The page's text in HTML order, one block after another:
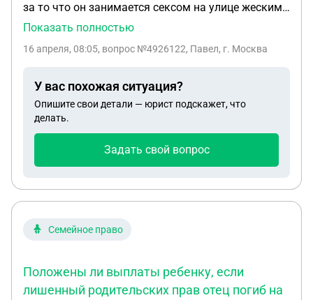
за то что он занимается сексом на улице жеским
сексом в присутствии людей су Тками и
закрытыми на 2- ое суток а я ни как ни могу
Показать полностью
16 апреля, 08:05, вопрос №4926122, Павел, г. Москва
У вас похожая ситуация?
Опишите свои детали — юрист подскажет, что
делать.
Задать свой вопрос
Семейное право
Положены ли выплаты ребенку, если
лишенный родительских прав отец погиб на